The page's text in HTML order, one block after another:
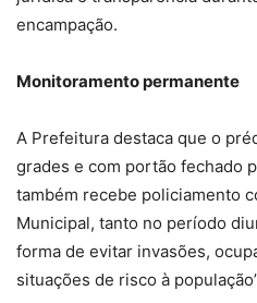
encampação.
Monitoramento permanente
A Prefeitura destaca que o
grades e com portão fechado
também recebe policiamento
Municipal, tanto no período
forma de evitar invasões,
situações de risco à